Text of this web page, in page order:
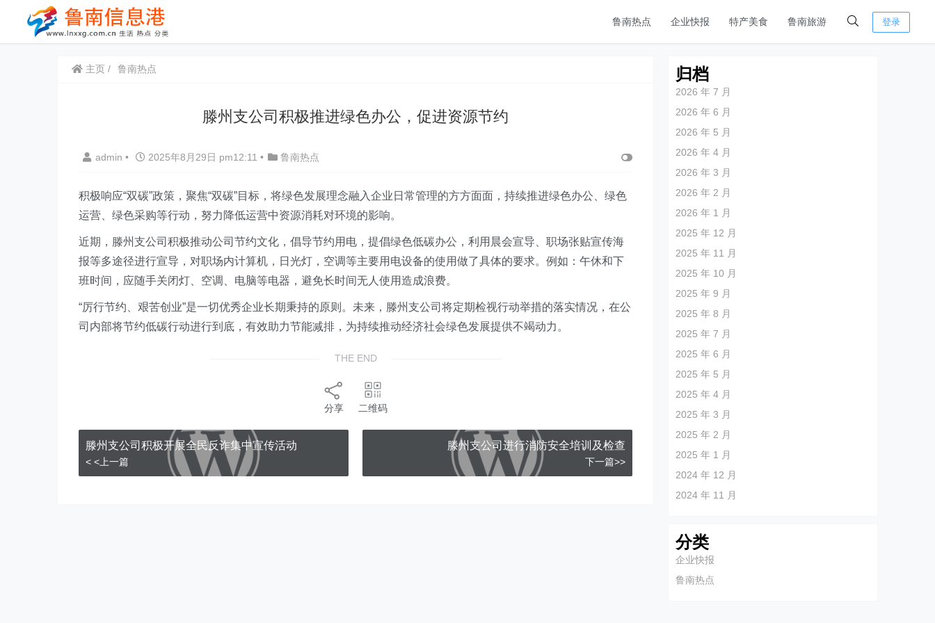
鲁南热点 企业快报 特产美食 鲁南旅游 登录
主页 鲁南热点
滕州支公司积极推进绿色办公，促进资源节约
admin • 2025年8月29日 pm12:11 • 鲁南热点
积极响应“双碳”政策，聚焦“双碳”目标，将绿色发展理念融入企业日常管理的方方面面，持续推进绿色办公、绿色
运营、绿色采购等行动，努力降低运营中资源消耗对环境的影响。
近期，滕州支公司积极推动公司节约文化，倡导节约用电，提倡绿色低碳办公，利用晨会宣导、职场张贴宣传海
报等多途径进行宣导，对职场内计算机，日光灯，空调等主要用电设备的使用做了具体的要求。例如：午休和下
班时间，应随手关闭灯、空调、电脑等电器，避免长时间无人使用造成浪费。
“厉行节约、艰苦创业”是一切优秀企业长期秉持的原则。未来，滕州支公司将定期检视行动举措的落实情况，在公
司内部将节约低碳行动进行到底，有效助力节能减排，为持续推动经济社会绿色发展提供不竭动力。
THE END
分享 二维码
滕州支公司积极开展全民反诈集中宣传活动
< <上一篇
滕州支公司进行消防安全培训及检查
下一篇>>
归档
2026 年 7 月
2026 年 6 月
2026 年 5 月
2026 年 4 月
2026 年 3 月
2026 年 2 月
2026 年 1 月
2025 年 12 月
2025 年 11 月
2025 年 10 月
2025 年 9 月
2025 年 8 月
2025 年 7 月
2025 年 6 月
2025 年 5 月
2025 年 4 月
2025 年 3 月
2025 年 2 月
2025 年 1 月
2024 年 12 月
2024 年 11 月
分类
企业快报
鲁南热点